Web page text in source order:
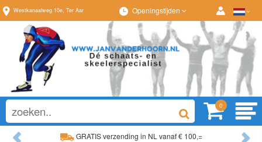
Westkanaalweg 10e, Ter Aar Openingstijden
0
GRATIS verzending in NL vanaf € 100,=
Previous